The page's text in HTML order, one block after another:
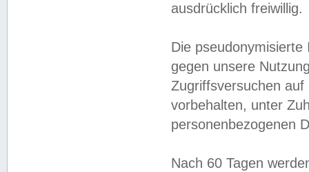
ausdrücklich freiwillig.
Die
gegen unsere
Zugriffsversuchen
vorbehalten, unter
personenbezogenen
Nach 60 Tagen